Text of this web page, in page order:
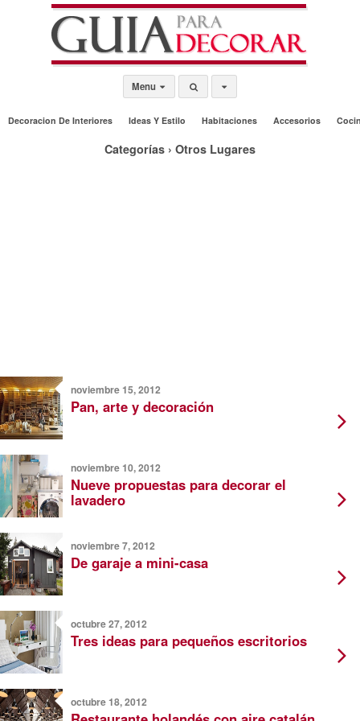
Menu
Decoracion De Interiores Ideas Y Estilo Habitaciones Accesorios
Categorías › Otros Lugares
noviembre 15, 2012
Pan, arte y decoración
noviembre 10, 2012
Nueve propuestas para decorar el
lavadero
noviembre 7, 2012
De garaje a mini-casa
octubre 27, 2012
Tres ideas para pequeños escritorios
octubre 18, 2012